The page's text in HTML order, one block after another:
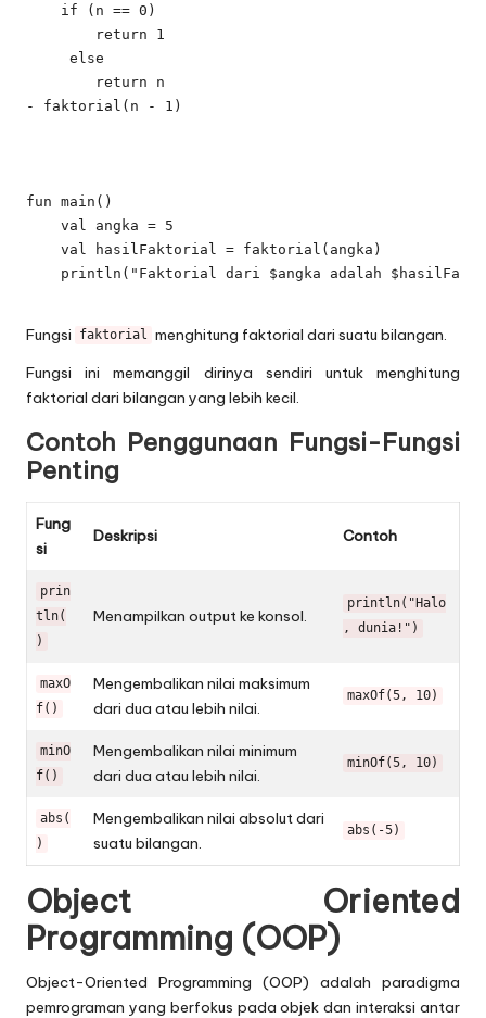
    if (n == 0)
        return 1
     else
        return n
- faktorial(n - 1)
fun main()
    val angka = 5
    val hasilFaktorial = faktorial(angka)
println("Faktorial dari $angka adalah
Fungsi faktorial menghitung faktorial dari suatu bilangan.
Fungsi ini memanggil dirinya sendiri untuk menghitung
faktorial dari bilangan yang lebih kecil.
Contoh Penggunaan Fungsi-Fungsi
Penting
Fung
si
Deskripsi Contoh
prin
tln(
)
Menampilkan output ke konsol.
println("Halo
, dunia!")
maxO
f()
Mengembalikan nilai maksimum
dari dua atau lebih nilai.
maxOf(5, 10)
minO
f()
Mengembalikan nilai minimum
dari dua atau lebih nilai.
minOf(5, 10)
abs(
)
Mengembalikan nilai absolut dari
suatu bilangan.
abs(-5)
Object Oriented
Programming (OOP)
Object-Oriented Programming (OOP) adalah paradigma
pemrograman yang berfokus pada objek dan interaksi antar